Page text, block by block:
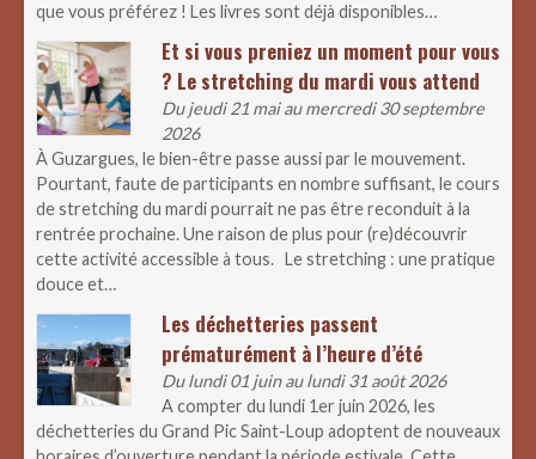
que vous préférez ! Les livres sont déjà disponibles…
Et si vous preniez un moment pour vous
? Le stretching du mardi vous attend
Du jeudi 21 mai au mercredi 30 septembre
2026
À Guzargues, le bien-être passe aussi par le mouvement.
Pourtant, faute de participants en nombre suffisant, le cours
de stretching du mardi pourrait ne pas être reconduit à la
rentrée prochaine. Une raison de plus pour (re)découvrir
cette activité accessible à tous. Le stretching : une pratique
douce et…
Les déchetteries passent
prématurément à l’heure d’été
Du lundi 01 juin au lundi 31 août 2026
A compter du lundi 1er juin 2026, les
déchetteries du Grand Pic Saint-Loup adoptent de nouveaux